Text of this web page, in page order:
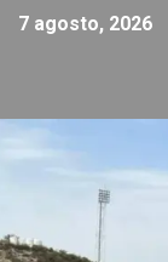
7 agosto, 2026